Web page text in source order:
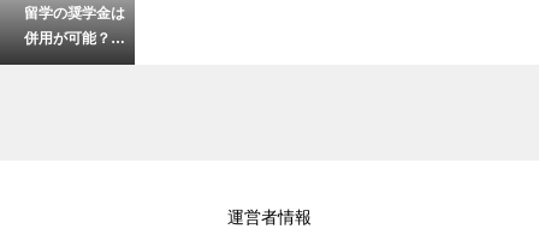
留学の奨学金は
併用が可能？負
担を最小限にす
運営者情報